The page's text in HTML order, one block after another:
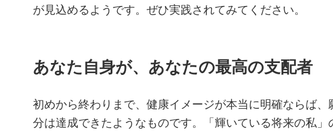
が見込めるようです。ぜひ実践されてみてください。
あなた自身が、あなたの最高の支配者
初めから終わりまで、健康イメージが本当に明確ならば、
分は達成できたようなものです。「輝いている将来の私」